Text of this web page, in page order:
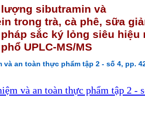
sibutramin và
trong trà, cà phê, sữa
sắc ký lỏng siêu hiệu
UPLC-MS/MS
và an toàn thực phẩm tập 2 - số 4, pp.
và an toàn thực phẩm tập 2 -